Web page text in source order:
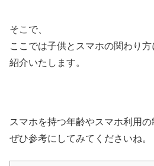
そこで、
ここでは子供とスマホの関わり方
紹介いたします。
スマホを持つ年齢やスマホ利用の
ぜひ参考にしてみてくださいね。